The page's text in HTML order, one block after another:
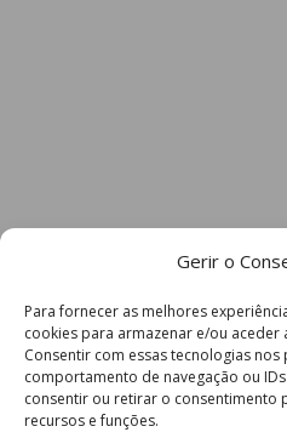
Gerir o
Para fornecer as melhores
cookies para armazenar e/ou
Consentir com essas tecnologias
comportamento de navegação ou
consentir ou retirar o consentimento
recursos e funções.